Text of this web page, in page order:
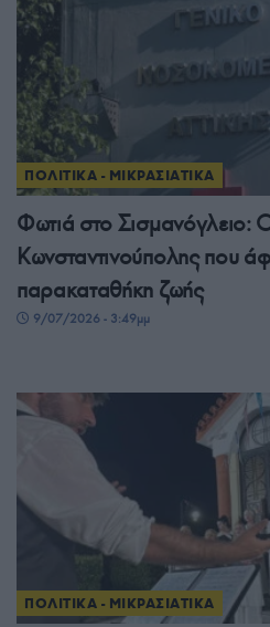
ΠΟΛΙΤΙΚΑ - ΜΙΚΡΑΣΙΑΤΙΚΑ
Φωτιά στο Σισμανόγλειο:
Κωνσταντινούπολης που
παρακαταθήκη ζωής
9/07/2026 - 3:49μμ
ΠΟΛΙΤΙΚΑ - ΜΙΚΡΑΣΙΑΤΙΚΑ